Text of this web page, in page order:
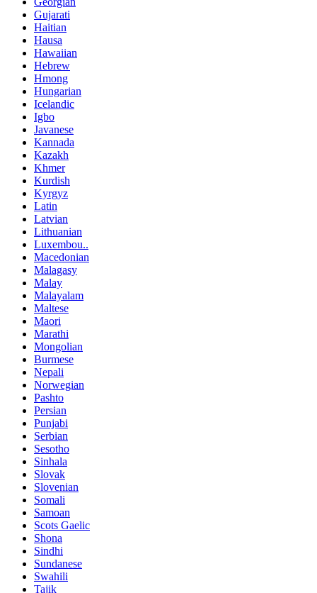
Gujarati
Haitian
Hausa
Hawaiian
Hebrew
Hmong
Hungarian
Icelandic
Igbo
Javanese
Kannada
Kazakh
Khmer
Kurdish
Kyrgyz
Latin
Latvian
Lithuanian
Luxembou..
Macedonian
Malagasy
Malay
Malayalam
Maltese
Maori
Marathi
Mongolian
Burmese
Nepali
Norwegian
Pashto
Persian
Punjabi
Serbian
Sesotho
Sinhala
Slovak
Slovenian
Somali
Samoan
Scots Gaelic
Shona
Sindhi
Sundanese
Swahili
Tajik